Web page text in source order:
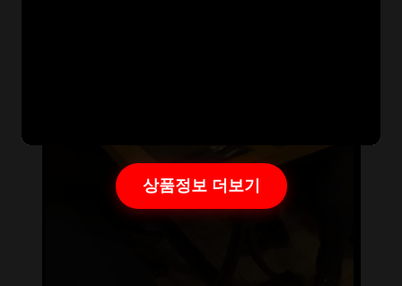
상품정보 더보기